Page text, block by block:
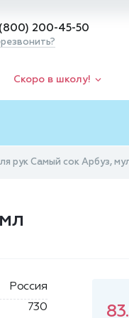
200-45-50
Скоро в школу!
рук Самый сок Арбуз,
Россия
730